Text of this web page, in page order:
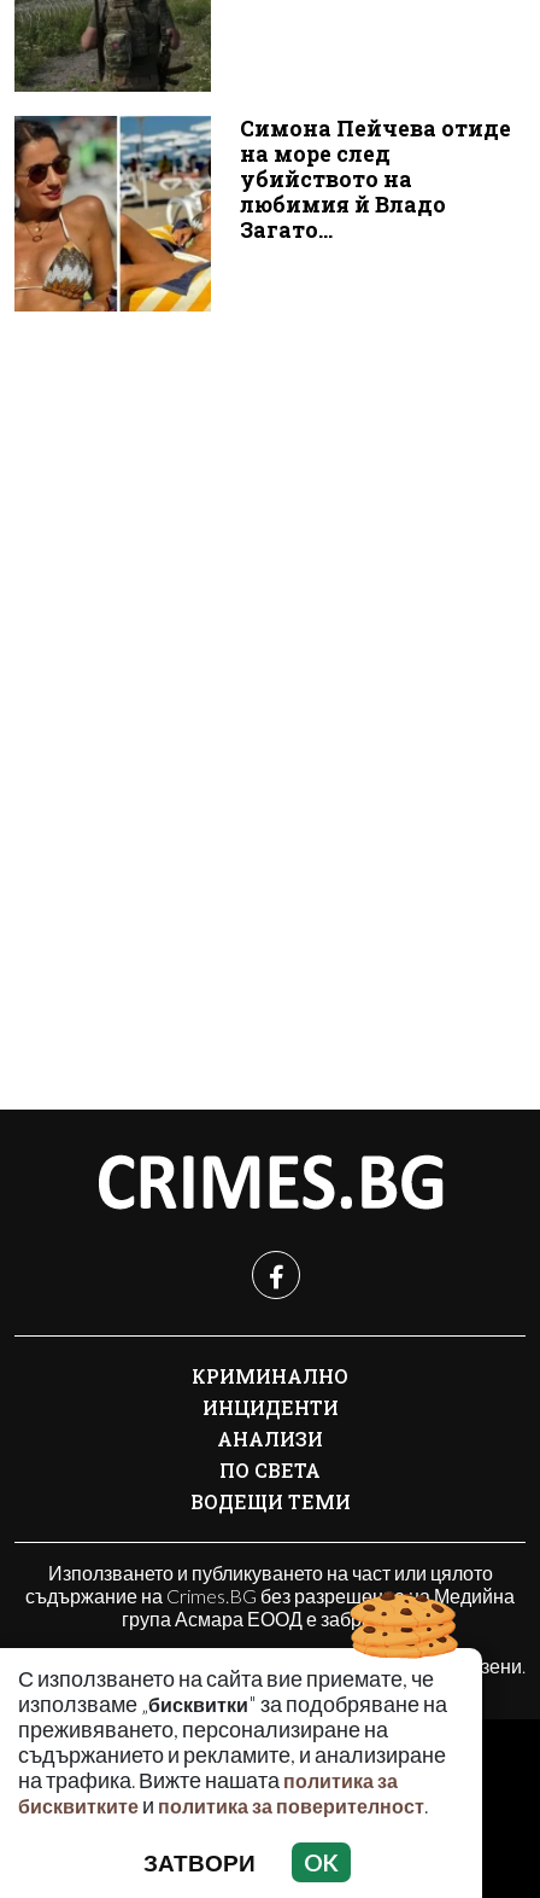
Симона Пейчева отиде
на море след
убийството на
любимия й Владо
Загато...
С използването на сайта вие приемате, че
използваме „бисквитки" за подобряване на
преживяването, персонализиране на
съдържанието и рекламите, и анализиране
на трафика. Вижте нашата политика за
бисквитките и политика за поверителност.
ЗАТВОРИ OK
КРИМИНАЛНО
ИНЦИДЕНТИ
АНАЛИЗИ
ПО СВЕТА
ВОДЕЩИ ТЕМИ
Използването и публикуването на част или цялото
съдържание на Crimes.BG без разрешение на Медийна
група Асмара ЕООД е забранено.
© 2010 - 2026 | Crimes.BG. Всички права запазени.
РЕКЛАМА
КОНТАКТИ
ОБЩИ УСЛОВИЯ
ПОЛИТИКА ЗА БИСКВИТКИТЕ